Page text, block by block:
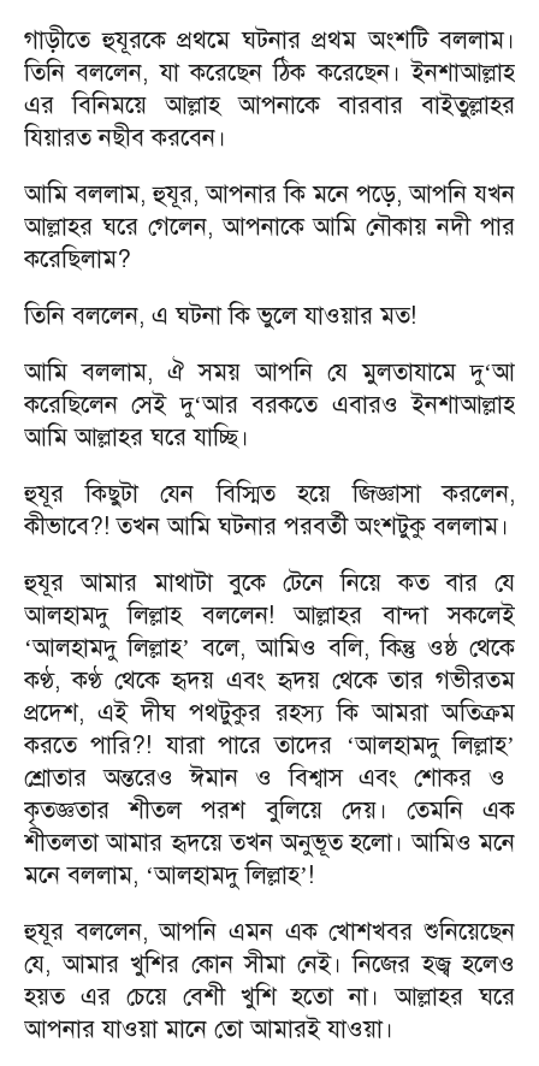
গাড়ীতে হুযূরকে প্রথমে ঘটনার প্রথম অংশটি বললাম।
তিনি বললেন, যা করেছেন ঠিক করেছেন। ইনশাআল্লাহ
এর বিনিময়ে আল্লাহ আপনাকে বারবার বাইতুল্লাহর
যিয়ারত নছীব করবেন।
আমি বললাম, হুযূর, আপনার কি মনে পড়ে, আপনি যখন
আল্লাহর ঘরে গেলেন, আপনাকে আমি নৌকায় নদী পার
করেছিলাম?
তিনি বললেন, এ ঘটনা কি ভুলে যাওয়ার মত!
আমি বললাম, ঐ সময় আপনি যে মুলতাযামে দু‘আ
করেছিলেন সেই দু‘আর বরকতে এবারও ইনশাআল্লাহ
আমি আল্লাহর ঘরে যাচ্ছি।
হুযূর কিছুটা যেন বিস্মিত হয়ে জিজ্ঞাসা করলেন,
কীভাবে?! তখন আমি ঘটনার পরবর্তী অংশটুকু বললাম।
হুযূর আমার মাথাটা বুকে টেনে নিয়ে কত বার যে
আলহামদু লিল্লাহ বললেন! আল্লাহর বান্দা সকলেই
‘আলহামদু লিল্লাহ’ বলে, আমিও বলি, কিন্তু ওষ্ঠ থেকে
কণ্ঠ, কণ্ঠ থেকে হৃদয় এবং হৃদয় থেকে তার গভীরতম
প্রদেশ, এই দীঘ পথটুকুর রহস্য কি আমরা অতিক্রম
করতে পারি?! যারা পারে তাদের
‘আলহামদু লিল্লাহ’
শ্রোতার অন্তরেও ঈমান ও বিশ্বাস এবং শোকর ও
কৃতজ্ঞতার শীতল পরশ বুলিয়ে দেয়। তেমনি এক
শীতলতা আমার হৃদয়ে তখন অনুভূত হলো। আমিও মনে
মনে বললাম, ‘আলহামদু লিল্লাহ’!
হুযূর বললেন, আপনি এমন এক খোশখবর শুনিয়েছেন
যে, আমার খুশির কোন সীমা নেই। নিজের হজ্ব হলেও
হয়ত এর চেয়ে বেশী খুশি হতো না। আল্লাহর ঘরে
আপনার যাওয়া মানে তো আমারই যাওয়া।